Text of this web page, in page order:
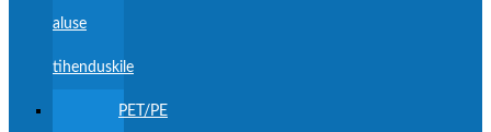
aluse
tihenduskile
PET/PE